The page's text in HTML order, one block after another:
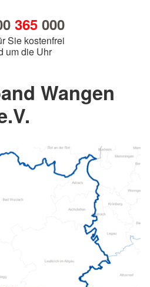
365000
Sie kostenfrei
um die Uhr
Wangen